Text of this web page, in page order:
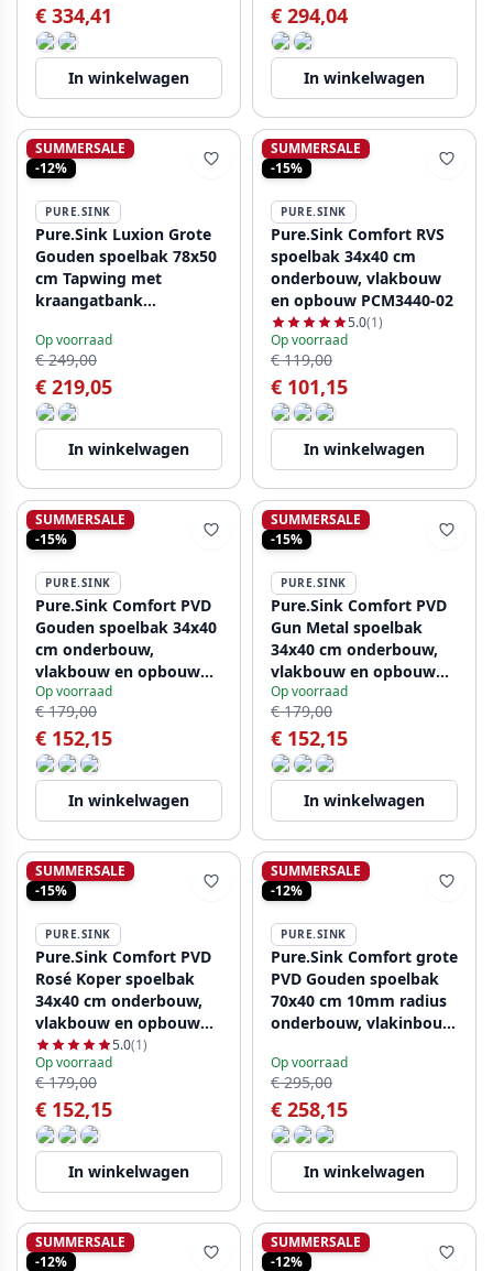
€ 334,41
In winkelwagen
€ 294,04
In winkelwagen
SUMMERSALE
-12%
PURE.SINK
Pure.Sink Luxion Grote
Gouden spoelbak 78x50
cm Tapwing met
kraangatbank
Op voorraad
€ 249,00
€ 219,05
In winkelwagen
SUMMERSALE
-15%
PURE.SINK
Pure.Sink Comfort RVS
spoelbak 34x40 cm
onderbouw, vlakbouw
en opbouw PCM3440-02
5.0(1)
Op voorraad
€ 119,00
€ 101,15
In winkelwagen
SUMMERSALE
-15%
PURE.SINK
Pure.Sink Comfort PVD
Gouden spoelbak 34x40
cm onderbouw,
vlakbouw en opbouw
PCM3440-60
Op voorraad
€ 179,00
€ 152,15
In winkelwagen
SUMMERSALE
-15%
PURE.SINK
Pure.Sink Comfort PVD
Gun Metal spoelbak
34x40 cm onderbouw,
vlakbouw en opbouw
PCM3440-61
Op voorraad
€ 179,00
€ 152,15
In winkelwagen
SUMMERSALE
-15%
PURE.SINK
Pure.Sink Comfort PVD
Rosé Koper spoelbak
34x40 cm onderbouw,
vlakbouw en opbouw
PCM3440-62
5.0(1)
Op voorraad
€ 179,00
€ 152,15
In winkelwagen
SUMMERSALE
-12%
PURE.SINK
Pure.Sink Comfort grote
PVD Gouden spoelbak
70x40 cm 10mm radius
onderbouw, vlakinbouw
Op voorraad
€ 295,00
€ 258,15
In winkelwagen
SUMMERSALE
-12%
SUMMERSALE
-12%